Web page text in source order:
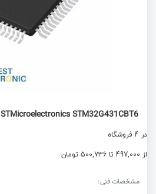
STMicroelectronics STM32G431CBT6
در 4 فروشگاه
از 497,000 تا 500,736 تومان
مشخصات فنی: